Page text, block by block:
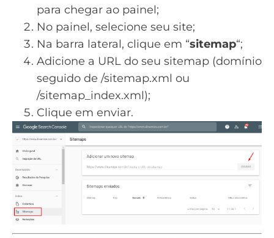
para chegar ao painel;
No painel, selecione seu site;
Na barra lateral, clique em “sitemap“;
Adicione a URL do seu sitemap (domínio
seguido de /sitemap.xml ou
/sitemap_index.xml);
Clique em enviar.